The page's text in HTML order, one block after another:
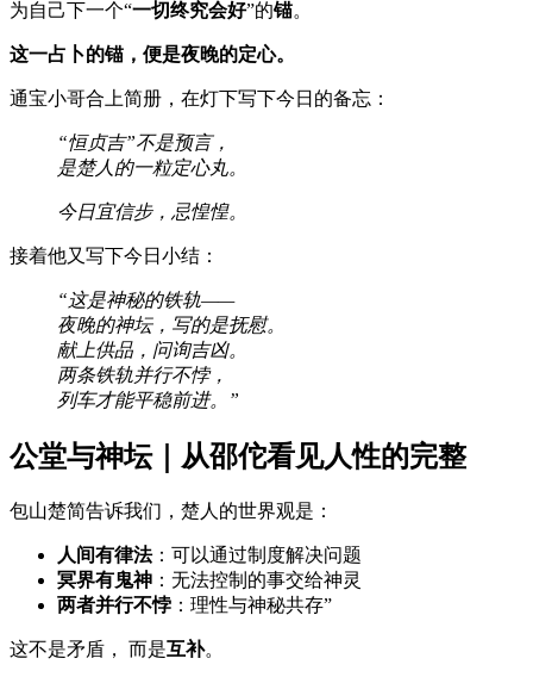
为自己下一个“一切终究会好”的锚。
这一占卜的锚，便是夜晚的定心。
通宝小哥合上简册，在灯下写下今日的备忘：
“恒贞吉”不是预言，
是楚人的一粒定心丸。
今日宜信步，忌惶惶。
接着他又写下今日小结：
“这是神秘的铁轨——
夜晚的神坛，写的是抚慰。
献上供品，问询吉凶。
两条铁轨并行不悖，
列车才能平稳前进。”
公堂与神坛｜从邵佗看见人性的完整
包山楚简告诉我们，楚人的世界观是：
人间有律法：可以通过制度解决问题
冥界有鬼神 ：无法控制的事交给神灵
两者并行不悖 ：理性与神秘共存”
这不是矛盾， 而是互补。